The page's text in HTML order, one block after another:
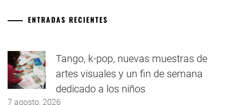
ENTRADAS RECIENTES
Tango, k-pop, nuevas muestras de
artes visuales y un fin de semana
dedicado a los niños
7 agosto, 2026